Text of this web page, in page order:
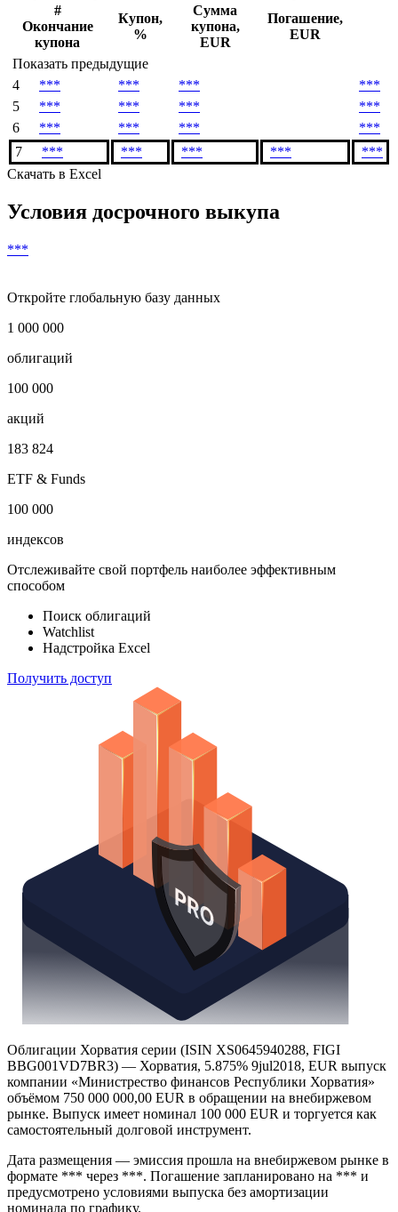
Денежный поток
Все расчеты произведены от минимального торгового лота
#
Окончание
купона
Купон,
%
купона,
Показать предыдущие
4
*** *** ***
***
5
*** *** ***
***
7
*** *** *** ***
Откройте глобальную базу данных
1 000 000
облигаций
100 000
акций
183 824
ETF & Funds
100 000
Отслеживайте свой портфель наиболее эффективным
способом
Поиск облигаций
Надстройка Excel
Получить доступ
Облигации Хорватия серии (ISIN XS0645940288, FIGI
BBG001VD7BR3) — Хорватия, 5.875% 9jul2018, EUR выпуск
компании «Министрество финансов Республики Хорватия»
объёмом 750 000 000,00 EUR в обращении на внебиржевом
рынке. Выпуск имеет номинал 100 000 EUR и торгуется как
самостоятельный долговой инструмент.